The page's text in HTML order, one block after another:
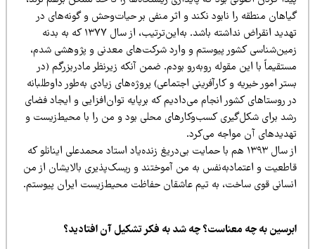
منطقه را نابود نکند و اثر منفی بر حیات‌وحش و گونه‌های در
تهدید انقراض نداشته باشد. به‌این‌ترتیب، از سال ۱۳۷۷ که به بدنه
کشور پیوستم و وارد شرکت‌های معدنی و پژوهشی شدم،
با این مقوله روبه‌رو بودم. ضمن آنکه زیرنظر مادربزرگم (در
امور خیریه و کارآفرینی اجتماعی) پروژه‌های زیادی به‌طور داوطلبانه
روستاهای کشور انجام می‌دادیم که برپایه توان‌افزایی و ایجاد فضای
برای شکل‌گیری کسب‌و‌کارهای محلی بود و من را با محیط‌زیست و
آن مواجه می‌کرد.
حمایت بی‌دریغ زنده‌یاد استاد محمدعلی اینانلو ک
ه
و اعتمادبه‌نفس به من آموختند و ریسک‌پذیری بالایشان از من
قوی ساخت، به تیم عاشقان حفاظت محیط‌زیست ایران پیوستم.
به چه معناست؟ چه شد به فکر تشکیل آن افتادید؟